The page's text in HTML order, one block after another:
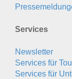
Services
Newsletter
Services für
Services für